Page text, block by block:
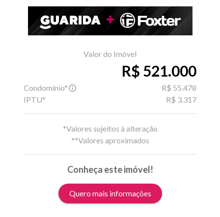
Valor do Imóvel
R$ 521.000
Condomínio*
R$ 55.478
IPTU*
R$ 3.317
*Valores sujeitos à alteração
**Valores aproximados
Conheça este imóvel!
Quero mais informações